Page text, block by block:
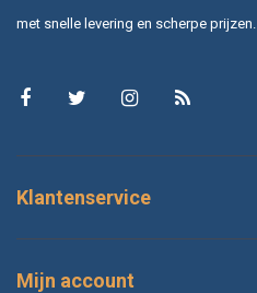
met snelle levering en scherpe prijzen.
Klantenservice
Mijn account